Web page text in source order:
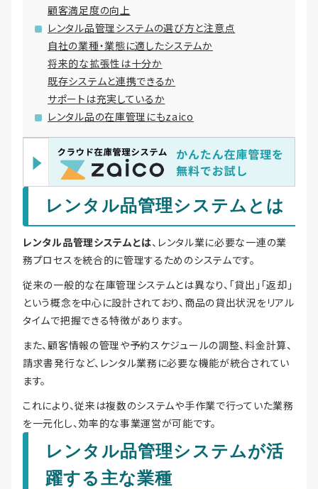
顧客満足度の向上
レンタル品管理システムの選び方と注意点
自社の業種・業態に適したシステムか
将来的な拡張性は十分か
既存システムと連携できるか
サポートは充実しているか
レンタル品の在庫管理にもzaico
レンタル品管理システムとは
レンタル品管理システムとは、レンタル業に必要な一連の業
務プロセスを統合的に管理するためのシステムです。
従来の一般的な在庫管理システムとは異なり、「貸出」「返却」
という概念を中心に設計されており、商品の貸出状況をリアル
タイムで把握できる特徴があります。
また、顧客情報の管理や予約スケジュールの調整、料金計算、
請求書発行など、レンタル業務に必要な機能が統合されてい
ます。
これにより、従来は複数のシステムや手作業で行っていた業務
を一元化し、効率的な事業運営が可能です。
レンタル品管理システムが活
躍する主な業種